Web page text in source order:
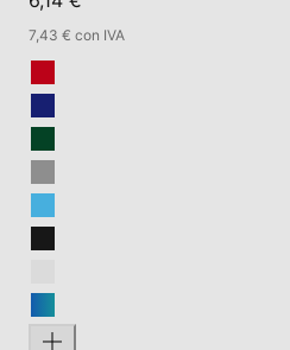
7,43 € con IVA